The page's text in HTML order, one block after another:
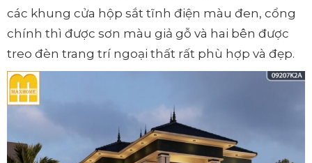
các khung cửa hộp sắt tĩnh điện màu đen, cổng
chính thì được sơn màu giả gỗ và hai bên được
treo đèn trang trí ngoại thất rất phù hợp và đẹp.